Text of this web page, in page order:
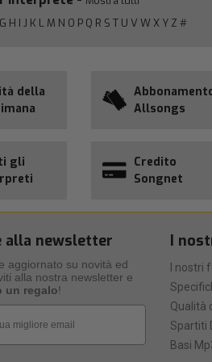
G H I J K L M N O P Q R S T U V W X Y Z #
della
Allsongs
gli
Credito
Songnet
alla newsletter
aggiornato su novità ed
alla nostra newsletter e
un regalo!
I
I nostri
Qualità
Spartiti
Basi